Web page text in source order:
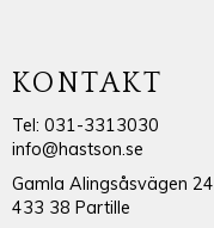
KONTAKT
Tel: 031-3313030
info@hastson.se
Gamla Alingsåsvägen 24
433 38 Partille